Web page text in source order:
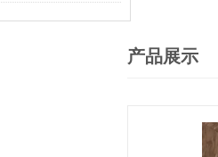
产品展示